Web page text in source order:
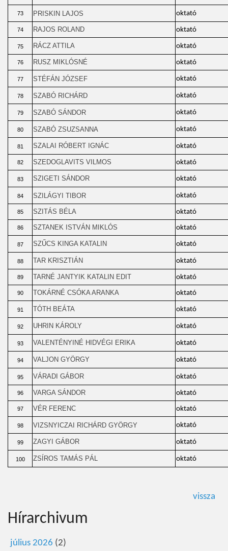
73 PRISKIN LAJOS oktató
74 RAJOS ROLAND oktató
75 RÁCZ ATTILA oktató
76 RUSZ MIKLÓSNÉ oktató
77 STÉFÁN JÓZSEF oktató
78 SZABÓ RICHÁRD oktató
79 SZABÓ SÁNDOR oktató
80 SZABÓ ZSUZSANNA oktató
81 SZALAI RÓBERT IGNÁC oktató
82 SZEDOGLAVITS VILMOS oktató
83 SZIGETI SÁNDOR oktató
84 SZILÁGYI TIBOR oktató
85 SZITÁS BÉLA oktató
86 SZTANEK ISTVÁN MIKLÓS oktató
87 SZŰCS KINGA KATALIN oktató
88 TAR KRISZTIÁN oktató
89 TARNÉ JANTYIK KATALIN EDIT oktató
90 TOKÁRNÉ CSÓKA ARANKA oktató
91 TÓTH BEÁTA oktató
92 UHRIN KÁROLY oktató
93 VALENTÉNYINÉ HIDVÉGI ERIKA oktató
94 VALJON GYÖRGY oktató
95 VÁRADI GÁBOR oktató
96 VARGA SÁNDOR oktató
97 VÉR FERENC oktató
98 VIZSNYICZAI RICHÁRD GYÖRGY oktató
99 ZAGYI GÁBOR oktató
100 ZSÍROS TAMÁS PÁL oktató
vissza
Hírarchivum
július 2026 (2)